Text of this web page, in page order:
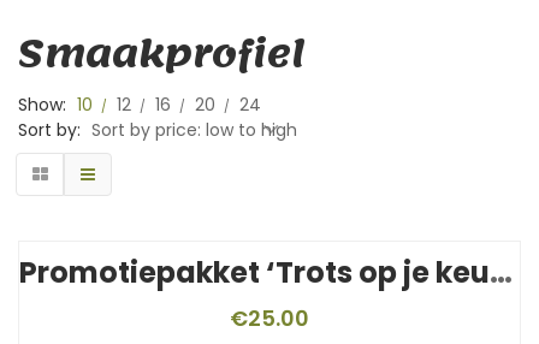
Smaakprofiel
Show: 10 12 16 20
24
Sort by: Sort by price: low to high
Promotiepakket ‘Trots op je keurmerk’
€25.00